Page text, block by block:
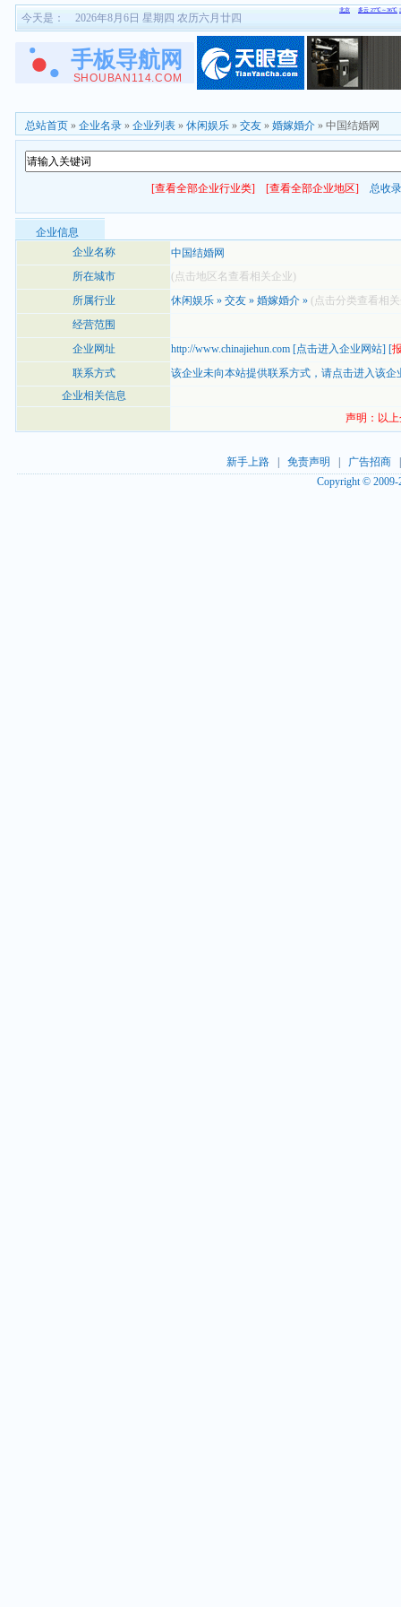
今天是： 2026年8月6日 星期四 农历六月廿四
总站首页 » 企业名录 » 企业列表 » 休闲娱乐 » 交友 » 婚嫁婚介 » 中国结婚网
[查看全部企业行业类] [查看全部企业地区] 总收
企业信息
企业名称
中国结婚网
所在城市
(点击地区名查看相关企业)
所属行业
休闲娱乐 » 交友 » 婚嫁婚介 » (点击分类查看相
经营范围
企业网址
http://www.chinajiehun.com [点击进入企业网站] [
联系方式
该企业未向本站提供联系方式， 请点击进入该企
企业相关信息
声明：以
新手上路| 免责声明 广告招商
Copyright ©